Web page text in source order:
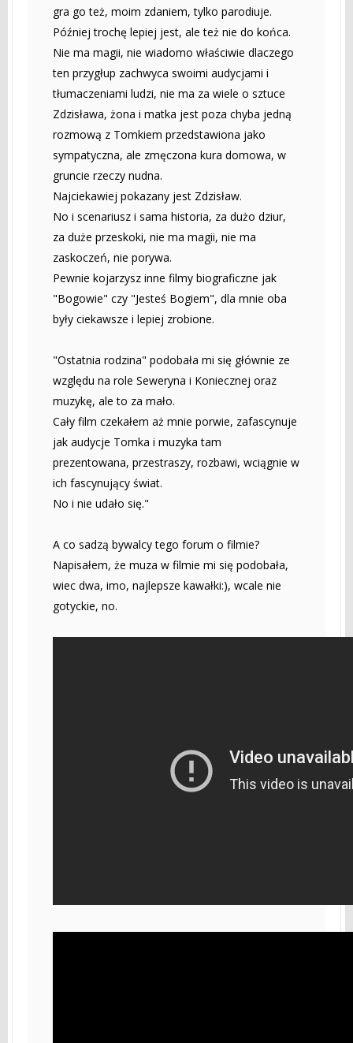
gra go też, moim zdaniem, tylko parodiuje.
Później trochę lepiej jest, ale też nie do końca.
Nie ma magii, nie wiadomo właściwie dlaczego
ten przygłup zachwyca swoimi audycjami i
tłumaczeniami ludzi, nie ma za wiele o sztuce
Zdzisława, żona i matka jest poza chyba jedną
rozmową z Tomkiem przedstawiona jako
sympatyczna, ale zmęczona kura domowa, w
gruncie rzeczy nudna.
Najciekawiej pokazany jest Zdzisław.
No i scenariusz i sama historia, za dużo dziur,
za duże przeskoki, nie ma magii, nie ma
zaskoczeń, nie porywa.
Pewnie kojarzysz inne filmy biograficzne jak
"Bogowie" czy "Jesteś Bogiem", dla mnie oba
były ciekawsze i lepiej zrobione.
"Ostatnia rodzina" podobała mi się głównie ze
względu na role Seweryna i Koniecznej oraz
muzykę, ale to za mało.
Cały film czekałem aż mnie porwie, zafascynuje
jak audycje Tomka i muzyka tam
prezentowana, przestraszy, rozbawi, wciągnie w
ich fascynujący świat.
No i nie udało się."
A co sadzą bywalcy tego forum o filmie?
Napisałem, że muza w filmie mi się podobała,
wiec dwa, imo, najlepsze kawałki:), wcale nie
gotyckie, no.